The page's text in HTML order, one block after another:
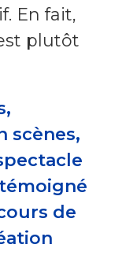
En fait,
plutôt
scènes,
de